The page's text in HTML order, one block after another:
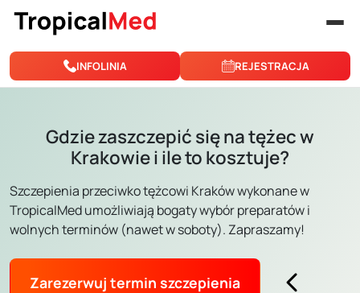
Przejdź do treści
INFOLINIA REJESTRACJA
Gdzie zaszczepić się na tężec w
Krakowie i ile to kosztuje?
Szczepienia przeciwko tężcowi Kraków wykonane w
TropicalMed umożliwiają bogaty wybór preparatów i
wolnych terminów (nawet w soboty). Zapraszamy!
Zarezerwuj termin szczepienia